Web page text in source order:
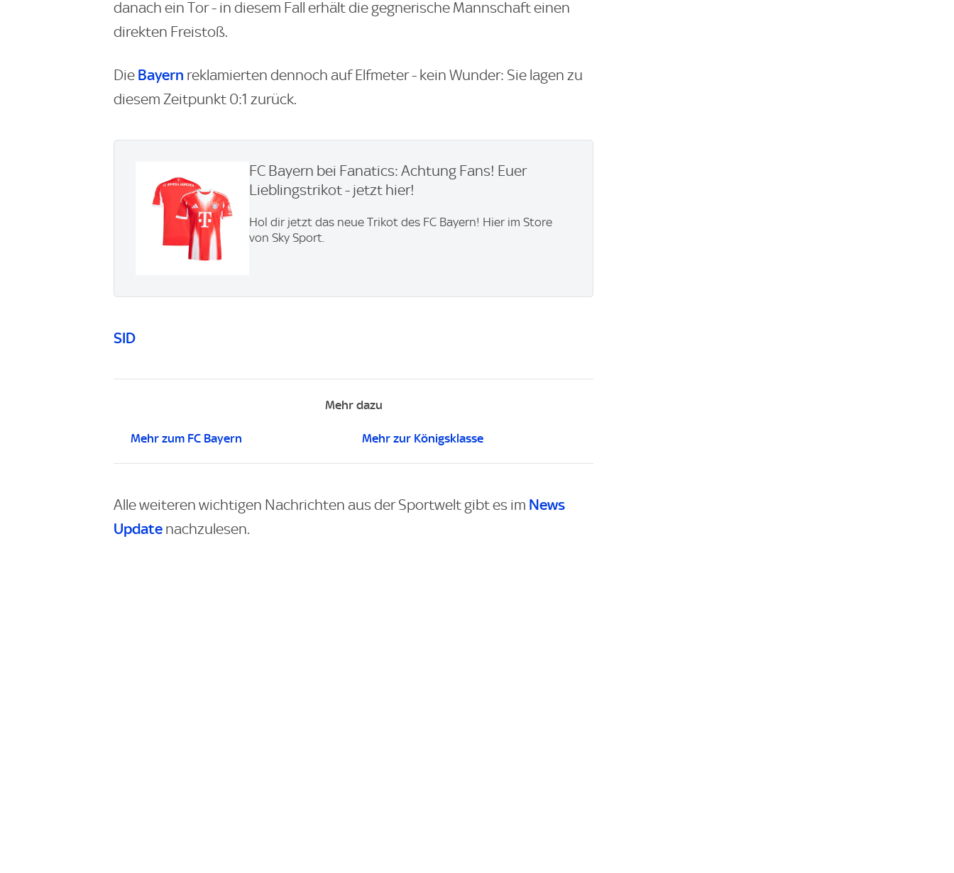
danach ein Tor - in diesem Fall erhält die gegnerische Mannschaft einen
direkten Freistoß.
Die Bayern reklamierten dennoch auf Elfmeter - kein Wunder: Sie lagen zu
diesem Zeitpunkt 0:1 zurück.
FC Bayern bei Fanatics: Achtung Fans! Euer
Lieblingstrikot - jetzt hier!
Hol dir jetzt das neue Trikot des FC Bayern! Hier im Store
von Sky Sport.
SID
Mehr dazu
Mehr zum FC Bayern Mehr zur Königsklasse
Alle weiteren wichtigen Nachrichten aus der Sportwelt gibt es im News
Update nachzulesen.